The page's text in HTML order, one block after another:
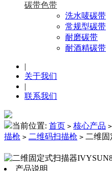
碳带色带
洗水唛碳带
常规型碳带
耐磨碳带
耐酒精碳带
|
关于我们
|
联系我们
当前位置: 首页 > 核心产品 >
描枪 > 二维码扫描枪 > 二维
产品说明